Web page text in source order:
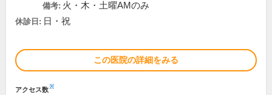
備考: 火・木・土曜AMのみ
休診日: 日・祝
この医院の詳細をみる
アクセス数※